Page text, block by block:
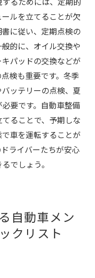
ルを立てることが欠
に従い、定期点検の
的に、オイル交換や
パッドの交換などが
検も重要です。冬季
ッテリーの点検、夏
要です。自動車整備
ることで、予期しな
車を運転することが
ライバーたちが安心
でしょう。
自動車メン
クリスト